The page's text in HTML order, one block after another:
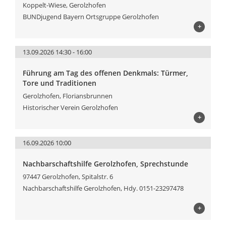
Koppelt-Wiese, Gerolzhofen
BUNDjugend Bayern Ortsgruppe Gerolzhofen
+
13.09.2026 14:30 - 16:00
Führung am Tag des offenen Denkmals: Türmer,
Tore und Traditionen
Gerolzhofen, Floriansbrunnen
Historischer Verein Gerolzhofen
+
16.09.2026 10:00
Nachbarschaftshilfe Gerolzhofen, Sprechstunde
97447 Gerolzhofen, Spitalstr. 6
Nachbarschaftshilfe Gerolzhofen, Hdy. 0151-23297478
+